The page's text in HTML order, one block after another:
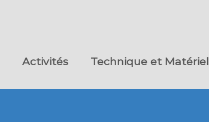
Activités Technique et Matériel